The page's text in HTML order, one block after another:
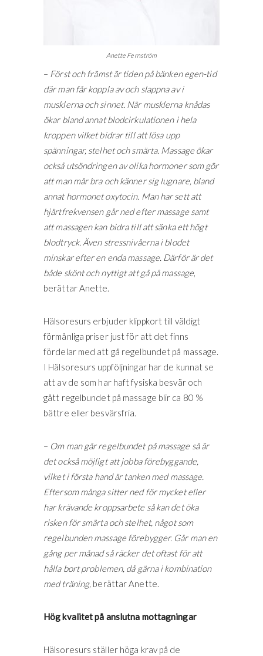
Anette Fernström
– Först och främst är tiden på bänken egen-tid
där man får koppla av och slappna av i
musklerna och sinnet. När musklerna knådas
ökar bland annat blodcirkulationen i hela
kroppen vilket bidrar till att lösa upp
spänningar, stelhet och smärta. Massage ökar
också utsöndringen av olika hormoner som gör
att man mår bra och känner sig lugnare, bland
annat hormonet oxytocin. Man har sett att
hjärtfrekvensen går ned efter massage samt
att massagen kan bidra till att sänka ett högt
blodtryck. Även stressnivåerna i blodet
minskar efter en enda massage. Därför är det
både skönt och nyttigt att gå på massage,
berättar Anette.
Hälsoresurs erbjuder klippkort till väldigt
förmånliga priser just för att det finns
fördelar med att gå regelbundet på massage.
I Hälsoresurs uppföljningar har de kunnat se
att av de som har haft fysiska besvär och
gått regelbundet på massage blir ca 80 %
bättre eller besvärsfria.
– Om man går regelbundet på massage så är
det också möjligt att jobba förebyggande,
vilket i första hand är tanken med massage.
Eftersom många sitter ned för mycket eller
har krävande kroppsarbete så kan det öka
risken för smärta och stelhet, något som
regelbunden massage förebygger. Går man en
gång per månad så räcker det oftast för att
hålla bort problemen, då gärna i kombination
med träning, berättar Anette.
Hög kvalitet på anslutna mottagningar
Hälsoresurs ställer höga krav på de